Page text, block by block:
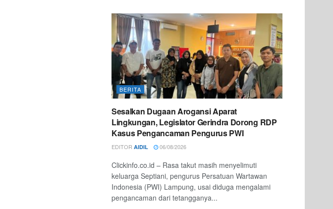
BERITA
Sesalkan Dugaan Arogansi Aparat
Lingkungan, Legislator Gerindra Dorong RDP
Kasus Pengancaman Pengurus PWI
EDITOR AIDIL 06/08/2026
Clickinfo.co.id – Rasa takut masih menyelimuti
keluarga Septiani, pengurus Persatuan Wartawan
Indonesia (PWI) Lampung, usai diduga mengalami
pengancaman dari tetangganya...